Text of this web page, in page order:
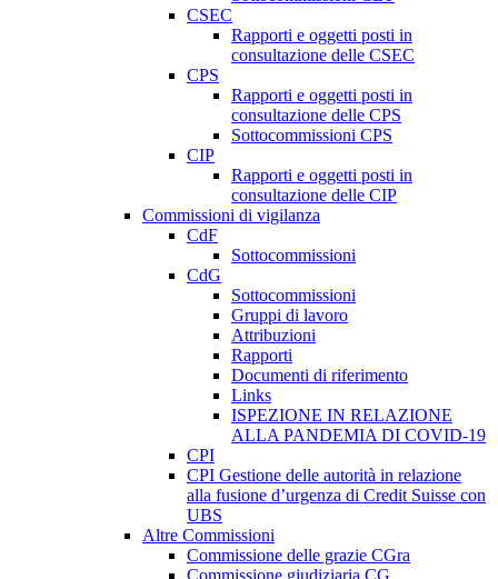
CSEC
Rapporti e oggetti posti in
consultazione delle CSEC
CPS
Rapporti e oggetti posti in
consultazione delle CPS
Sottocommissioni CPS
CIP
Rapporti e oggetti posti in
consultazione delle CIP
Commissioni di vigilanza
CdF
Sottocommissioni
CdG
Sottocommissioni
Gruppi di lavoro
Attribuzioni
Rapporti
Documenti di riferimento
Links
ISPEZIONE IN RELAZIONE
ALLA PANDEMIA DI COVID-19
CPI
CPI Gestione delle autorità in relazione
alla fusione d’urgenza di Credit Suisse con
UBS
Altre Commissioni
Commissione delle grazie CGra